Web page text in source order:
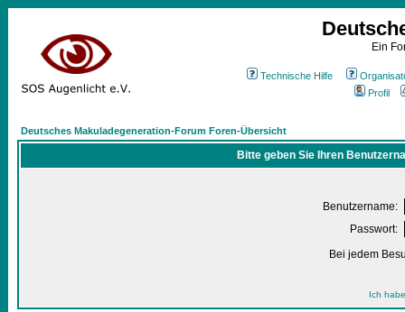
Ein
Technische Hilfe
Profil
Deutsches Makuladegeneration-Forum Foren-Übersicht
Bitte geben Sie Ihren
Benutzername:
Passwort:
Bei jedem
Ich